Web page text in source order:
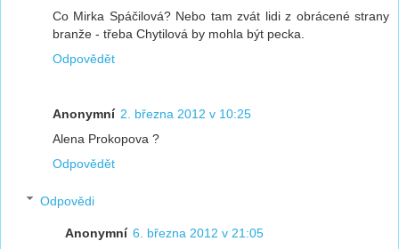
Co Mirka Spáčilová? Nebo tam zvát lidi z obrácené strany
branže - třeba Chytilová by mohla být pecka.
Odpovědět
Anonymní 2. března 2012 v 10:25
Alena Prokopova ?
Odpovědět
Odpovědi
Anonymní 6. března 2012 v 21:05